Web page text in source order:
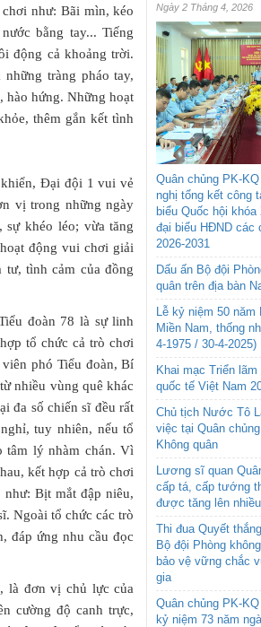
như: Bãi mìn, kéo
bằng tay... Tiếng
động cả khoảng trời.
tràng pháo tay,
hào hứng. Những hoạt
thêm gắn kết tình
Đại đội 1 vui vẻ
vị trong những ngày
khéo léo; vừa tăng
động vui chơi giải
tình cảm của đồng
đoàn 78 là sự linh
tổ chức cả trò chơi
phó Tiểu đoàn, Bí
nhiều vùng quê khác
đa số chiến sĩ đều rất
tuy nhiên, nếu tổ
tâm lý nhàm chán. Vì
kết hợp cả trò chơi
Bịt mắt đập niêu,
Ngoài tổ chức các trò
đáp ứng nhu cầu đọc
là đơn vị chủ lực của
cường độ canh trực,
Ngày 2 Tháng 4, 2026
Quân chủng PK-
nghị tổng kết công
biểu Quốc hội
đại biểu HĐND các
2026-2031
Dấu ấn Bộ đội
quân trên địa bàn
Lễ kỷ niệm 50 năm
Miền Nam, thống
4-1975 / 30-4-2025)
Khai mạc Triển lãm
quốc tế Việt Nam
Chủ tịch Nước Tô
việc tại Quân
Không quân
Lương sĩ quan
cấp tá, cấp tướng
được tăng lên
Thi đua Quyết
Bộ đội Phòng
bảo vệ vững chắc
gia
Quân chủng PK-
kỷ niệm 73 năm